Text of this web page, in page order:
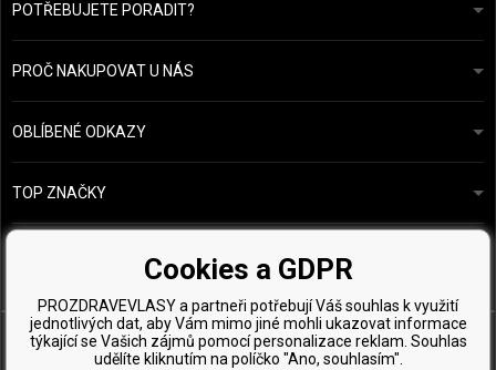
POTŘEBUJETE PORADIT?info@prozdravevlasy.cz
Odpovíme do 24 hodin.
PROČ NAKUPOVAT U NÁS
Obchodní podmínky
Ochrana osobních údajů
Přehled plateb a dopravy
OBLÍBENÉ ODKAZY
Náš příběh
TOP ZNAČKY
Kérastase
Paul Mitchell
Wella Professionals
Cookies a GDPR
PROZDRAVEVLASY a partneři potřebují Váš souhlas k využití
jednotlivých dat, aby Vám mimo jiné mohli ukazovat informace
týkající se Vašich zájmů pomocí personalizace reklam. Souhlas
udělíte kliknutím na políčko "Ano, souhlasím".